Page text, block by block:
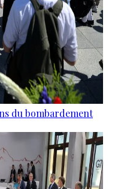
du bombardement